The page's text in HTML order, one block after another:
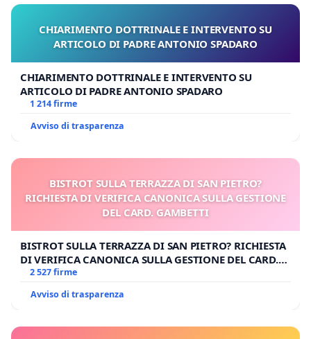
CHIARIMENTO DOTTRINALE E INTERVENTO SU
ARTICOLO DI PADRE ANTONIO SPADARO
CHIARIMENTO DOTTRINALE E INTERVENTO SU
ARTICOLO DI PADRE ANTONIO SPADARO
1 214 firme
Avviso di trasparenza
BISTROT SULLA TERRAZZA DI SAN PIETRO?
RICHIESTA DI VERIFICA CANONICA SULLA GESTIONE
DEL CARD. GAMBETTI
BISTROT SULLA TERRAZZA DI SAN PIETRO? RICHIESTA
DI VERIFICA CANONICA SULLA GESTIONE DEL CARD.
GAMBETTI
2 527 firme
Avviso di trasparenza